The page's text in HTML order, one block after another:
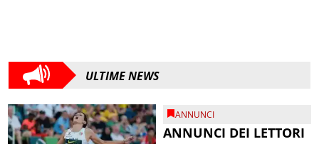
ULTIME NEWS
ANNUNCI
ANNUNCI DEI LETTORI